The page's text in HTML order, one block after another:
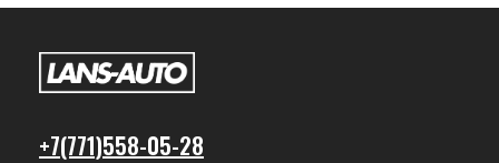
+7(771)558-05-28